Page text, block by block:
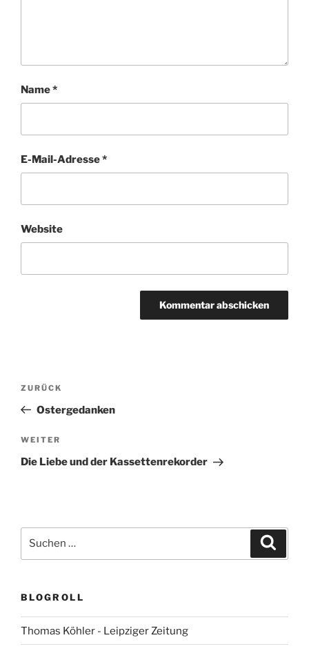
Name*
E-Mail-Adresse*
Website
Beitragsnavigation
Vorheriger
Beitrag
ZURÜCK
Ostergedanken
Nächster
Beitrag
WEITER
Die Liebe und der Kassettenrekorder
nach:
BLOGROLL
Thomas Köhler - Leipziger Zeitung